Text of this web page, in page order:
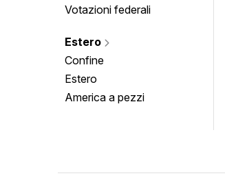
Votazioni federali
Estero
Confine
Estero
America a pezzi